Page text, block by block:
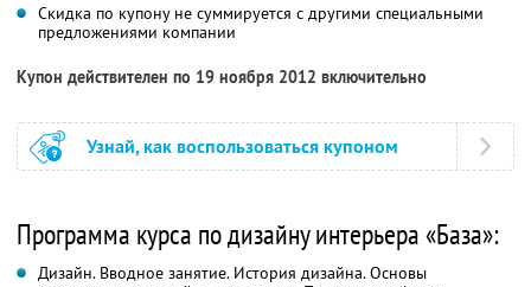
Скидка по купону не суммируется с другими специальными
предложениями компании
Купон действителен по 19 ноября 2012 включительно
Узнай, как воспользоваться купоном
Программа курса по дизайну интерьера «База»:
Дизайн. Вводное занятие. История дизайна. Основы